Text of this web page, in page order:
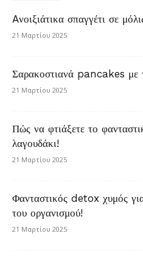
Aνοιξιάτικα σπαγγέτι σε
21 Μαρτίου 2025
Σαρακοστιανά pancakes με
21 Μαρτίου 2025
Πώς να φτιάξετε το
λαγουδάκι!
21 Μαρτίου 2025
Φανταστικός detox χυμός
του οργανισμού!
21 Μαρτίου 2025